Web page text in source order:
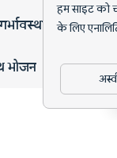
हम साइट को
के लिए
भोजन